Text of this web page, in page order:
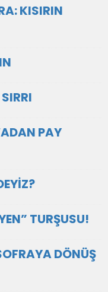
KISIRIN
PAY
TURŞUSU!
DÖNÜŞ